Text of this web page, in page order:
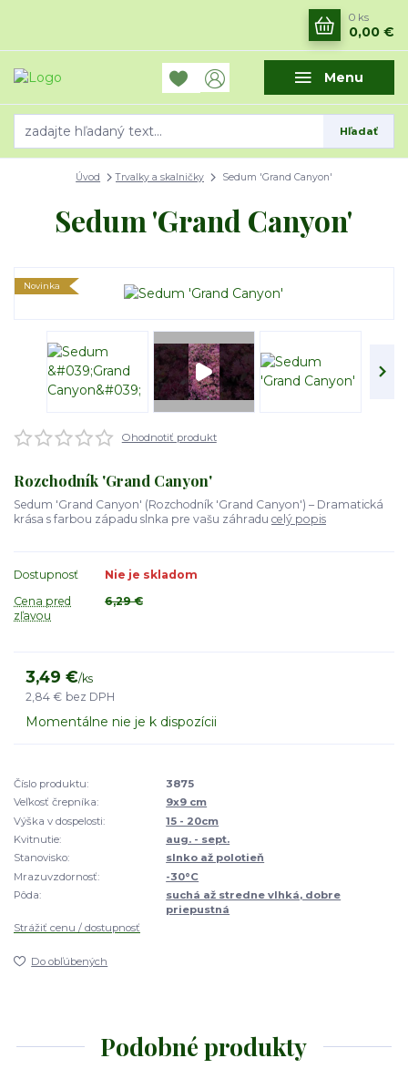
Menu
Hľadať
0 ks
0,00 €
Úvod Trvalky a skalničky Sedum 'Grand Canyon'
Sedum 'Grand Canyon'
Novinka
Ohodnotiť produkt
Rozchodník 'Grand Canyon'
Sedum 'Grand Canyon' (Rozchodník 'Grand Canyon') – Dramatická
krása s farbou západu slnka pre vašu záhradu celý popis
Dostupnosť
Nie je skladom
Cena pred
zľavou
6,29 €
3,49 €/ks
2,84 € bez DPH
Momentálne nie je k dispozícii
Číslo produktu:
3875
Veľkosť črepníka:
9x9 cm
Výška v dospelosti:
15 - 20cm
Kvitnutie:
aug. - sept.
Stanovisko:
slnko až polotieň
Mrazuvzdornosť:
-30°C
Pôda:
suchá až stredne vlhká, dobre
priepustná
Strážiť cenu / dostupnosť
Do obľúbených
Podobné produkty